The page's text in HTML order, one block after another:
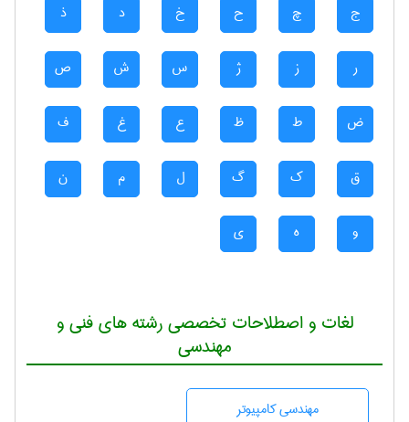
ج چ ح خ د ذ
ر ز ژ س ش ص
ض ط ظ ع غ ف
ق ک گ ل م ن
و ه ی
لغات و اصطلاحات تخصصی رشته های فنی و
مهندسی
مهندسی كامپيوتر